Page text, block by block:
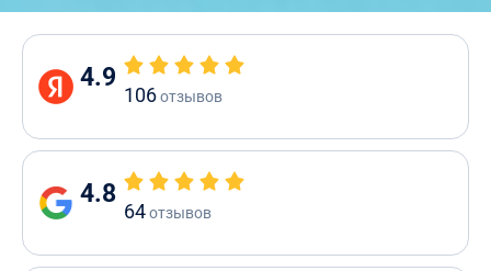
4.9
106отзывов
4.8
64отзывов